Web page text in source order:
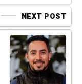
NEXT POST